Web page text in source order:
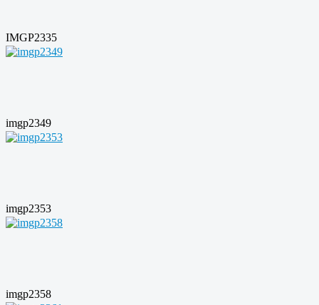
IMGP2335
imgp2349
imgp2353
imgp2358